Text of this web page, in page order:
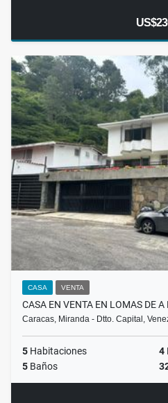
CASA VENTA
CASA EN VENTA EN LOMAS DE A
Caracas, Miranda - Dtto. Capital,
5 Habitaciones 4
5 Baños